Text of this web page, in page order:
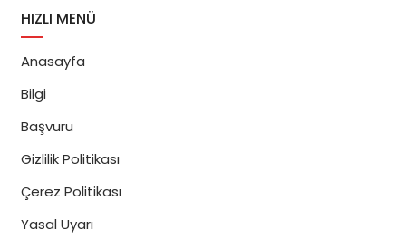
HIZLI MENÜ
Anasayfa
Bilgi
Başvuru
Gizlilik Politikası
Çerez Politikası
Yasal Uyarı